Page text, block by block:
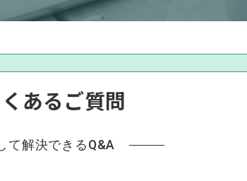
あるご質問
て解決できるQ&A